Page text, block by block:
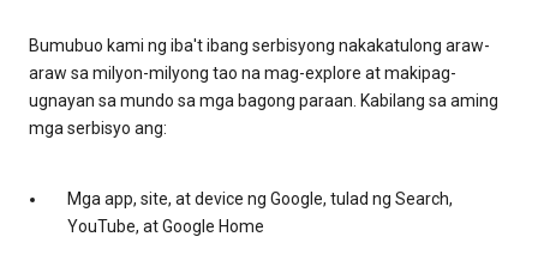
Bumubuo kami ng iba't ibang serbisyong nakakatulong araw-
araw sa milyon-milyong tao na mag-explore at makipag-
ugnayan sa mundo sa mga bagong paraan. Kabilang sa aming
mga serbisyo ang:
Mga app, site, at device ng Google, tulad ng Search,
YouTube, at Google Home